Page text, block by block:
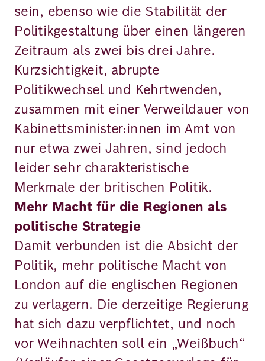
sein, ebenso wie die Stabilität der
Politikgestaltung über einen längeren
Zeitraum als zwei bis drei Jahre.
Kurzsichtigkeit, abrupte
Politikwechsel und Kehrtwenden,
zusammen mit einer Verweildauer von
Kabinettsminister:innen im Amt von
nur etwa zwei Jahren, sind jedoch
leider sehr charakteristische
Merkmale der britischen Politik.
Mehr Macht für die Regionen als
politische Strategie
Damit verbunden ist die Absicht der
Politik, mehr politische Macht von
London auf die englischen Regionen
zu verlagern. Die derzeitige Regierung
hat sich dazu verpflichtet, und noch
vor Weihnachten soll ein „Weißbuch“